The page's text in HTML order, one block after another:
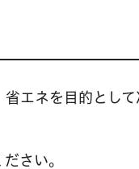
エネを目的とし
ださい。